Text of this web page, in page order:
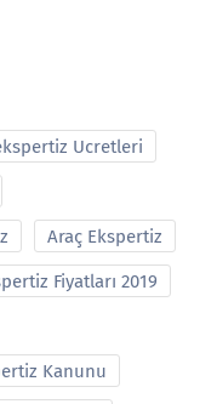
Ucretleri
Araç Ekspertiz
Fiyatları 2019
Kanunu